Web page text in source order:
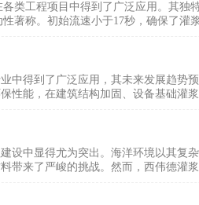
类工程项目中得到了广泛应用。其
著称。初始流速小于17秒，确保了灌
中得到了广泛应用，其未来发展趋势
性能，在建筑结构加固、设备基础灌
设中显得尤为突出。海洋环境以其复
带来了严峻的挑战。然而，西伟德灌